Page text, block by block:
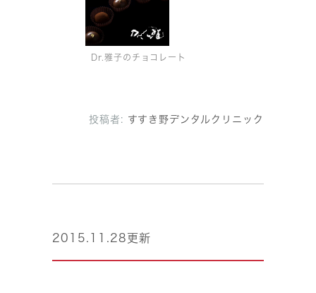
Dr.雅子のチョコレート
投稿者: すすき野デンタルクリニック
2015.11.28更新